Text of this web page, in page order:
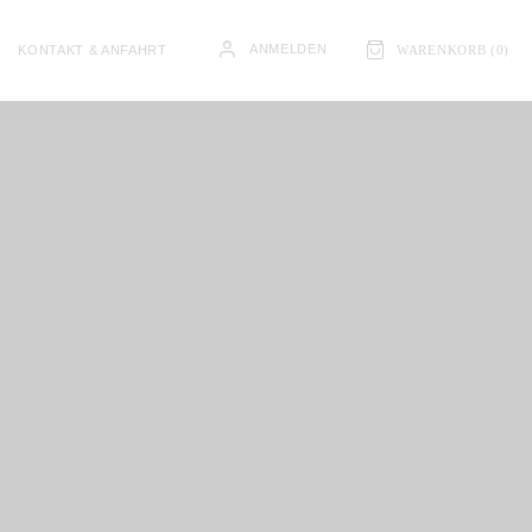
KONTAKT & ANFAHRT ANMELDEN WARENKORB ( 0)